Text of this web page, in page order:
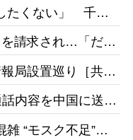
たくない」 千葉
差別受けた父の
05
を請求され…「だか
05
局設置巡り［共
内容を中国に送
“モスク不足”訴